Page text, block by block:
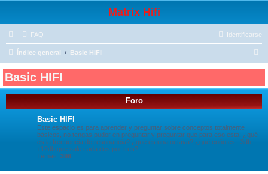
Matrix Hifi
FAQ Identificarse
Índice general Basic HIFI
c
a
Basic HIFI
Foro
Basic HIFI
Este espacio es para aprender y preguntar sobre conceptos totalmente
básicos, no tengas pudor en preguntar y preguntar que para eso esta: ¿qué
es la frecuencia de resonancia? ¿qué es una octava? ¿qué coño es –3db,
+12db que sale cada dos por tres?
Temas: 396